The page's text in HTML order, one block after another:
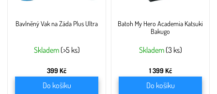
Bavlněný Vak na Záda Plus Ultra
Skladem (>5 ks)
399 Kč
Do košíku
Batoh My Hero Academia Katsuki
Bakugo
Skladem (3 ks)
1 399 Kč
Do košíku